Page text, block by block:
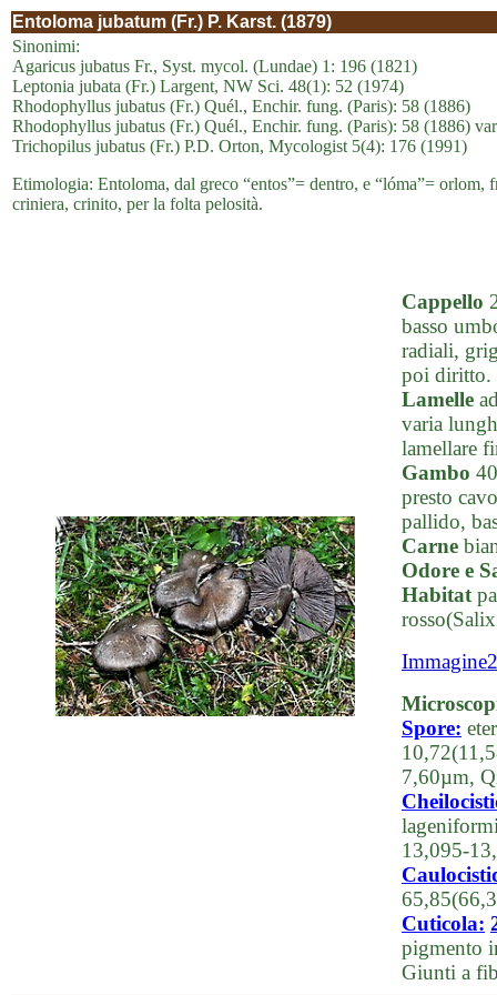
Entoloma jubatum (Fr.) P. Karst. (1879)
Sinonimi:
Agaricus jubatus Fr., Syst. mycol. (Lundae) 1: 196 (1821)
Leptonia jubata (Fr.) Largent, NW Sci. 48(1): 52 (1974)
Rhodophyllus jubatus (Fr.) Quél., Enchir. fung. (Paris): 58 (1886)
Rhodophyllus jubatus (Fr.) Quél., Enchir. fung. (Paris): 58 (1886)
Trichopilus jubatus (Fr.) P.D. Orton, Mycologist 5(4): 176 (1991)
Etimologia: Entoloma, dal greco “entos”= dentro, e “lóma”=
criniera, crinito, per la folta pelosità.
Cappello
basso
radiali,
poi diritto.
Lamelle
varia
lamellare
Gambo
presto
pallido,
Carne
Odore e
Habitat
Immagine2
Spore:
7,60µm,
13,095-
Cuticola:
pigmento
Giunti a